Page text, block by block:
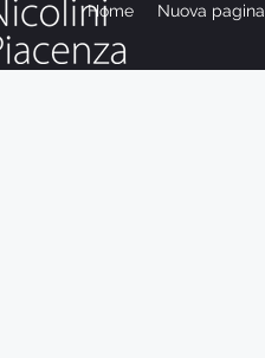
Home Nuova pagina